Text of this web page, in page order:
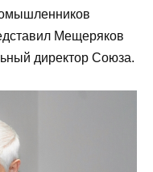
Мещеряков
директор Союза.